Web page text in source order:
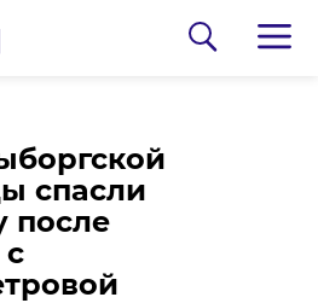
спасли
после
первый